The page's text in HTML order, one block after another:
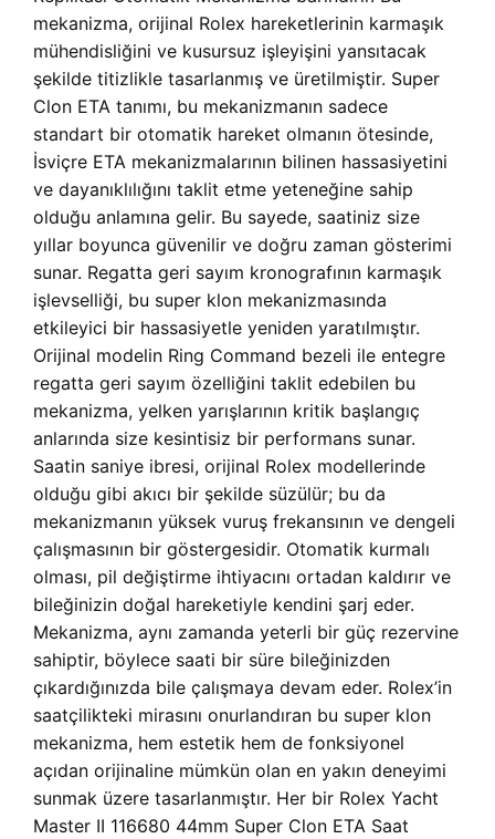
mekanizma, orijinal Rolex hareketlerinin karmaşık
mühendisliğini ve kusursuz işleyişini yansıtacak
şekilde titizlikle tasarlanmış ve üretilmiştir. Super
Clon ETA tanımı, bu mekanizmanın sadece
standart bir otomatik hareket olmanın ötesinde,
İsviçre ETA mekanizmalarının bilinen hassasiyetini
ve dayanıklılığını taklit etme yeteneğine sahip
olduğu anlamına gelir. Bu sayede, saatiniz size
yıllar boyunca güvenilir ve doğru zaman gösterimi
sunar. Regatta geri sayım kronografının karmaşık
işlevselliği, bu super klon mekanizmasında
etkileyici bir hassasiyetle yeniden yaratılmıştır.
Orijinal modelin Ring Command bezeli ile entegre
regatta geri sayım özelliğini taklit edebilen bu
mekanizma, yelken yarışlarının kritik başlangıç
anlarında size kesintisiz bir performans sunar.
Saatin saniye ibresi, orijinal Rolex modellerinde
olduğu gibi akıcı bir şekilde süzülür; bu da
mekanizmanın yüksek vuruş frekansının ve dengeli
çalışmasının bir göstergesidir. Otomatik kurmalı
olması, pil değiştirme ihtiyacını ortadan kaldırır ve
bileğinizin doğal hareketiyle kendini şarj eder.
Mekanizma, aynı zamanda yeterli bir güç rezervine
sahiptir, böylece saati bir süre bileğinizden
çıkardığınızda bile çalışmaya devam eder. Rolex’in
saatçilikteki mirasını onurlandıran bu super klon
mekanizma, hem estetik hem de fonksiyonel
açıdan orijinaline mümkün olan en yakın deneyimi
sunmak üzere tasarlanmıştır. Her bir Rolex Yacht
Master II 116680 44mm Super Clon ETA Saat